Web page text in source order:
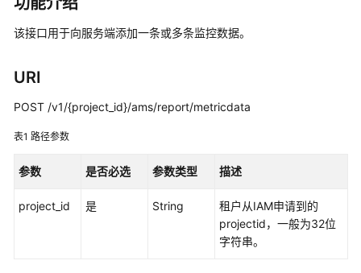
品
介
计
费
明
快
入
该接口用于向服务端添加一条或多条监控数据。
URI
POST /v1/{project_id}/ams/report/metricdata
表1 路径参数
参数 是否必选 参数类型 描述
project_id 是 String
租户从IAM申请到的
projectid，一般为32位
字符串。